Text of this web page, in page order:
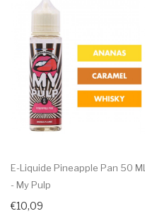
E-Liquide Pineapple Pan 50 ML
- My Pulp
€10,09